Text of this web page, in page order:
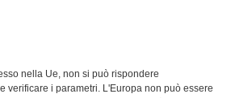
nella Ue, non si può rispondere
verificare i parametri. L'Europa non può essere